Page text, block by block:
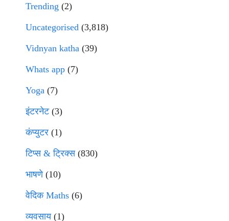
Trending (2)
Uncategorised (3,818)
Vidnyan katha (39)
Whats app (7)
Yoga (7)
इंटरनेट(3)
कंप्युटर (1)
टिप्स & ट्रिक्स(830)
भाषणे(10)
वेदिक Maths (6)
व्यवसाय(1)